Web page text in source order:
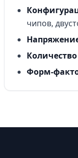
чипов,
Форм-